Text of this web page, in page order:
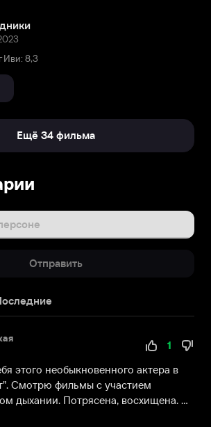
Иви: 8,3
Ещё 34 фильма
Отправить
1
этого необыкновенного актера в
Смотрю фильмы с участием
дыхании. Потрясена, восхищена. С